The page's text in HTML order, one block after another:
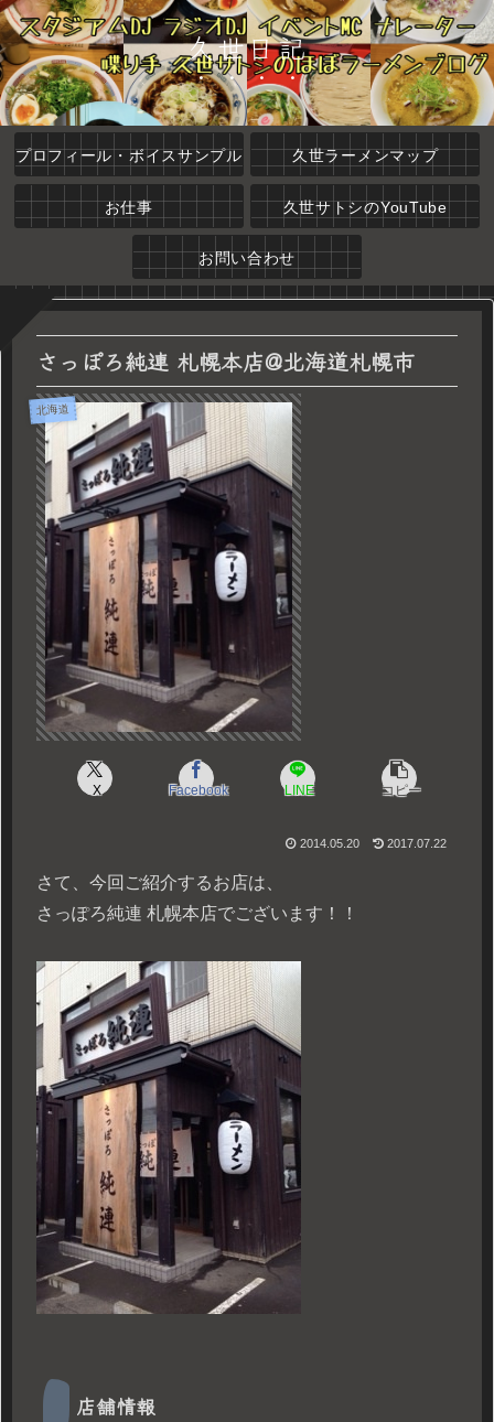
久世日記
プロフィール・ボイスサンプル 久世ラーメンマップ
お仕事 久世サトシのYouTube
お問い合わせ
さっぽろ純連 札幌本店@北海道札幌市
北海道
X Facebook LINE コピー
2014.05.20 2017.07.22
さて、今回ご紹介するお店は、
さっぽろ純連 札幌本店でございます！！
店舗情報